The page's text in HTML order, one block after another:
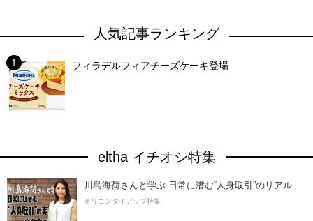
人気記事ランキング
フィラデルフィアチーズケーキ登場
eltha イチオシ特集
川島海荷さんと学ぶ 日常に潜む“人身取引”のリアル
オリコンタイアップ特集